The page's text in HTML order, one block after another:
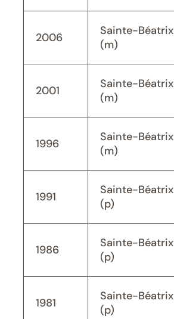
2006
Sainte-Béatrix
(m)
2001
Sainte-Béatrix
(m)
1996
Sainte-Béatrix
(m)
1991
Sainte-Béatrix
(p)
1986
Sainte-Béatrix
(p)
1981
Sainte-Béatrix
(p)